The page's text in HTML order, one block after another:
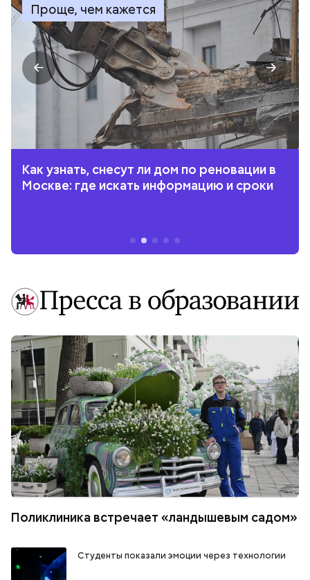
Проще, чем кажется
Как узнать, снесут ли дом по реновации в
Москве: где искать информацию и сроки
Поликлиника встречает «ландышевым садом»
Студенты показали эмоции через технологии